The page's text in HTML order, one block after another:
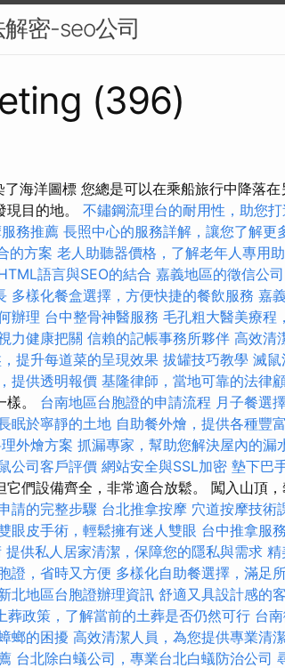
密-seo公司
(396)
海洋圖標 您總是可以在乘船旅行中降落
目的地。 不鏽鋼流理台的耐用性，助您
務推薦 長照中心的服務詳解，讓您了解更
的方案 老人助聽器價格，了解老年人專用
語言與SEO的結合 嘉義地區的徵信公
多樣化餐盒選擇，方便快捷的餐飲服務 嘉
辦理 台中整骨神醫服務 毛孔粗大醫美療程
力健康把關 信賴的記帳事務所夥伴 高效清
提升每道菜的呈現效果 拔罐技巧教學 滅鼠
提供透明報價 基隆律師，當地可靠的法律
。 台南地區台胞證的申請流程 月子餐選
眠於寧靜的土地 自助餐外燴，提供各種豐
外燴方案 抓漏專家，幫助您解決屋內的漏
公司客戶評價 網站安全與SSL加密 墊下巴
們設備齊全，非常適合放鬆。 闖入山頂
請的完整步驟 台北推拿按摩 穴道按摩技術
眼皮手術，輕鬆擁有迷人雙眼 台中推拿服務
提供私人居家清潔，保障您的隱私與需求 精
證，省時又方便 多樣化自助餐選擇，滿足
北地區台胞證辦理資訊 舒適又具設計感的
葬政策，了解當前的土葬是否仍然可行 台
螂的困擾 高效清潔人員，為您提供專業清
台北除白蟻公司，專業台北白蟻防治公司